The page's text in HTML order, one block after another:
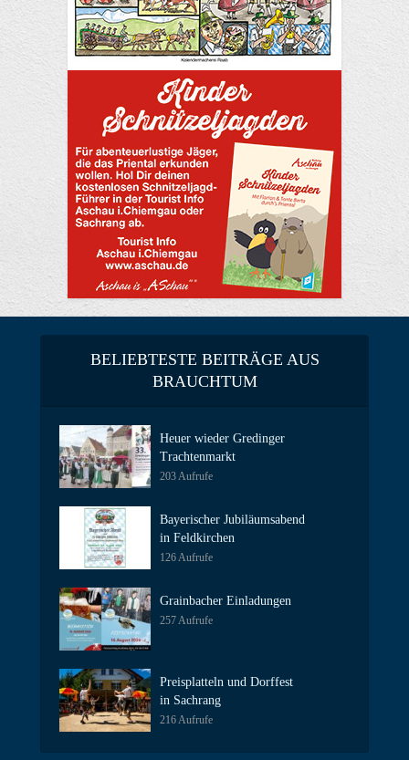
BELIEBTESTE BEITRÄGE AUS
BRAUCHTUM
Heuer wieder Gredinger
Trachtenmarkt
203 Aufrufe
Bayerischer Jubiläumsabend
in Feldkirchen
126 Aufrufe
Grainbacher Einladungen
257 Aufrufe
Preisplatteln und Dorffest
in Sachrang
216 Aufrufe